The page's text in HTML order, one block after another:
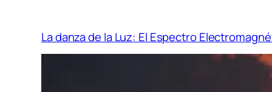
La danza de la Luz: El Espectro